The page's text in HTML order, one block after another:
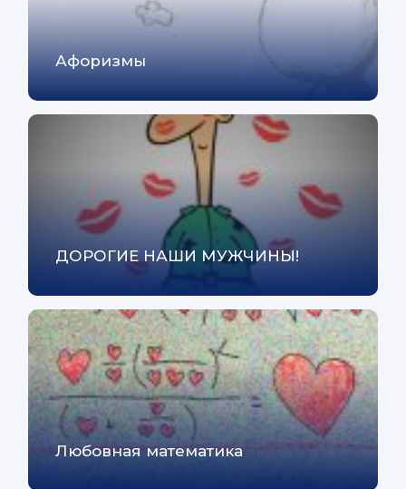
Афоризмы
ДОРОГИЕ НАШИ МУЖЧИНЫ!
Любовная математика